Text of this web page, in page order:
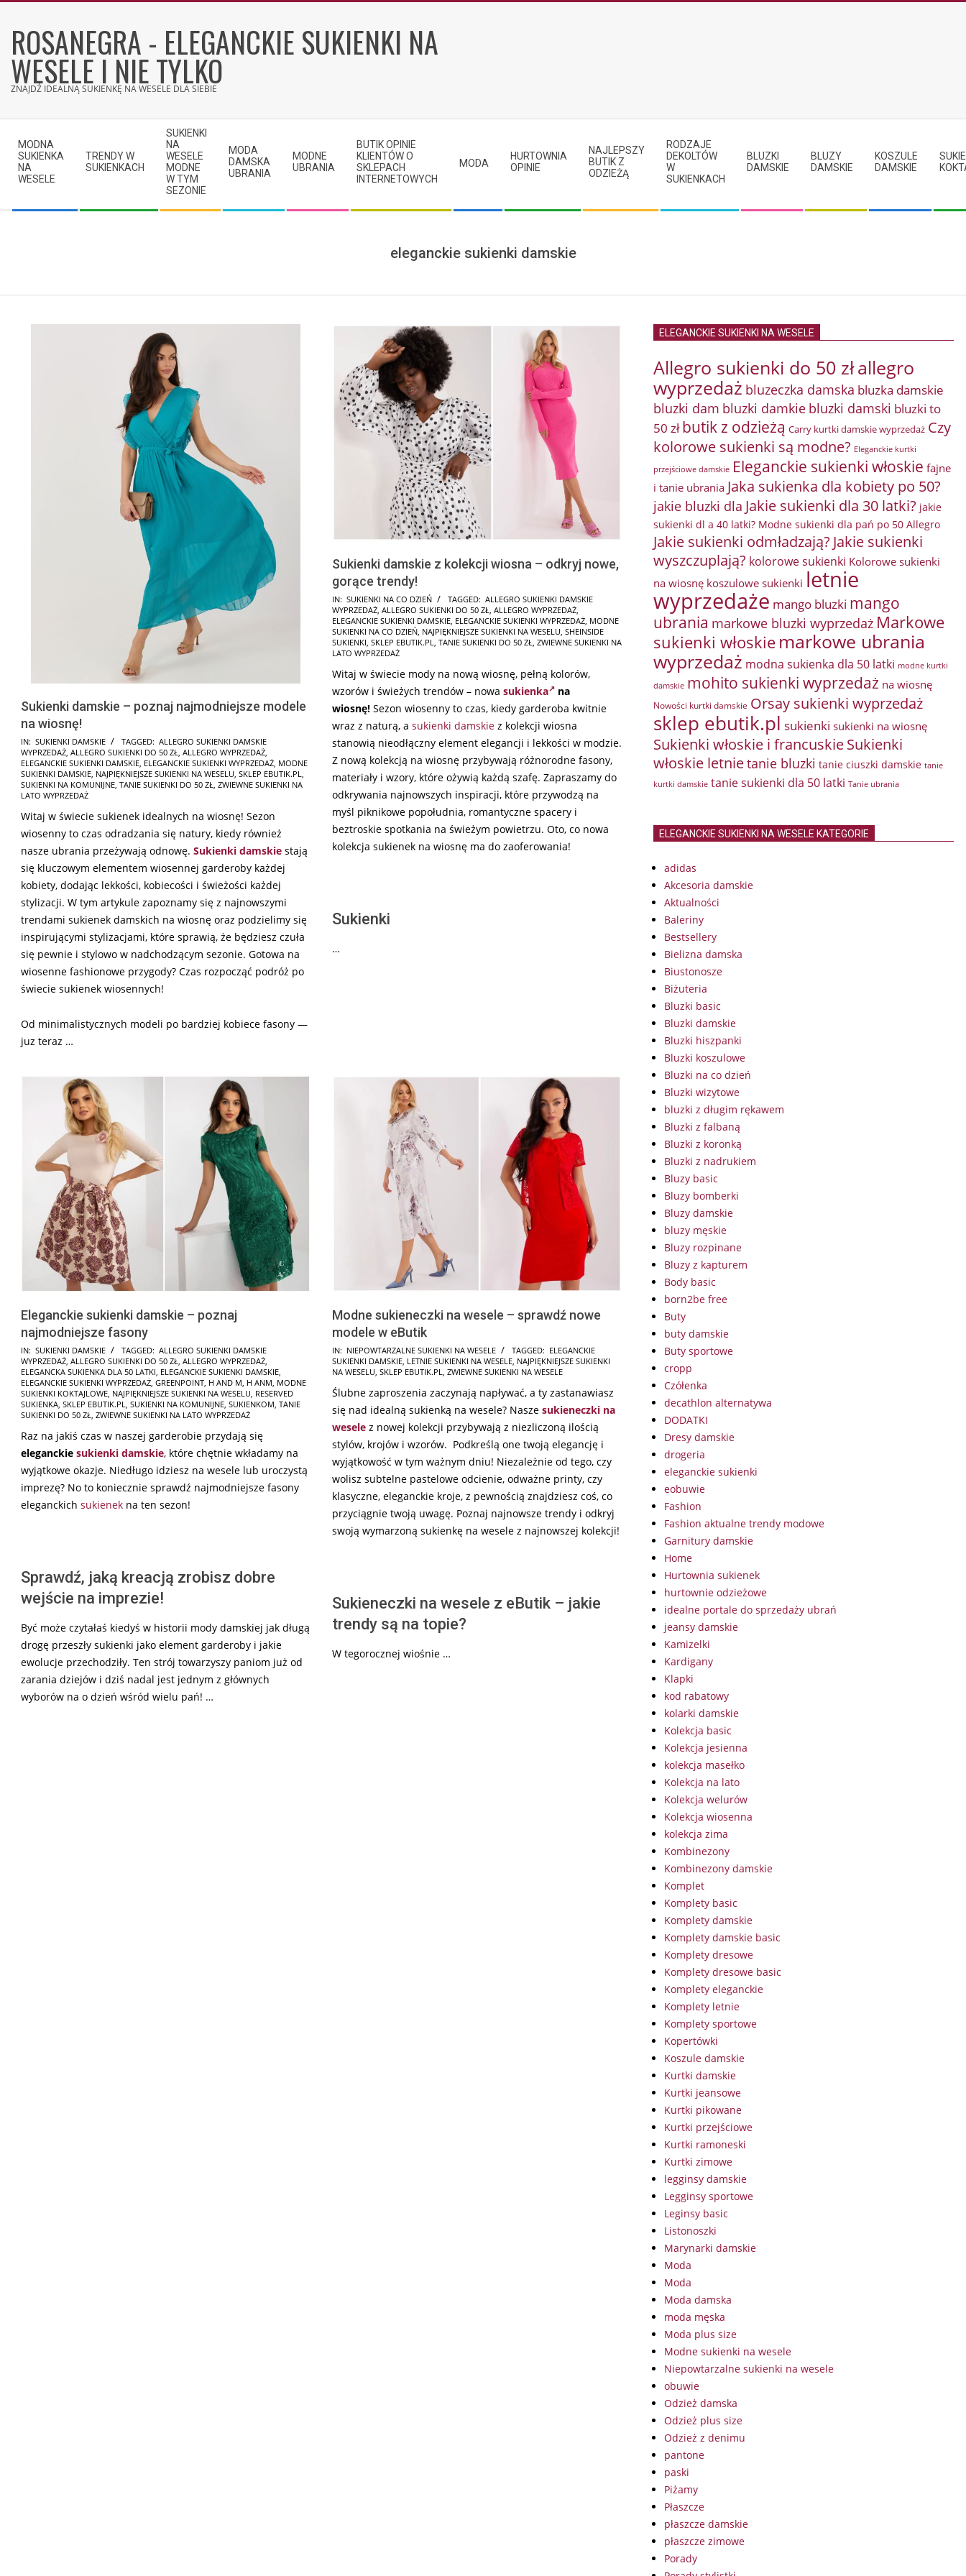
contentROSANEGRA - ELEGANCKIE SUKIENKI NA
WESELE I NIE TYLKO
ZNAJDŹ IDEALNĄ SUKIENKĘ NA WESELE DLA SIEBIE
Navigation
Menu
MODNA
SUKIENKA
NA
WESELE
TRENDY W
SUKIENKACH
SUKIENKI
NA
WESELE
MODNE
W TYM
SEZONIE
MODA
DAMSKA
UBRANIA
MODNE
UBRANIA
BUTIK OPINIE
KLIENTÓW O
SKLEPACH
INTERNETOWYCH
MODA
HURTOWNIA
OPINIE
NAJLEPSZY
BUTIK Z
ODZIEŻĄ
RODZAJE
DEKOLTÓW
W
SUKIENKACH
BLUZKI
DAMSKIE
BLUZY
DAMSKIE
KOSZULE
DAMSKIE
eleganckie sukienki damskie
Sukienki damskie – poznaj najmodniejsze modele
na wiosnę!
2026-
03-
27
IN: SUKIENKI DAMSKIE TAGGED: ALLEGRO SUKIENKI DAMSKIE
WYPRZEDAŻ, ALLEGRO SUKIENKI DO 50 ZŁ, ALLEGRO WYPRZEDAŻ,
ELEGANCKIE SUKIENKI DAMSKIE, ELEGANCKIE SUKIENKI WYPRZEDAŻ, MODNE
SUKIENKI DAMSKIE, NAJPIĘKNIEJSZE SUKIENKI NA WESELU, SKLEP EBUTIK.PL,
SUKIENKI NA KOMUNIJNE, TANIE SUKIENKI DO 50 ZŁ, ZWIEWNE SUKIENKI NA
LATO WYPRZEDAŻ
Witaj w świecie sukienek idealnych na wiosnę! Sezon
wiosenny to czas odradzania się natury, kiedy również
nasze ubrania przeżywają odnowę. Sukienki damskie stają
się kluczowym elementem wiosennej garderoby każdej
kobiety, dodając lekkości, kobiecości i świeżości każdej
stylizacji. W tym artykule zapoznamy się z najnowszymi
trendami sukienek damskich na wiosnę oraz podzielimy się
inspirującymi stylizacjami, które sprawią, że będziesz czuła
się pewnie i stylowo w nadchodzącym sezonie. Gotowa na
wiosenne fashionowe przygody? Czas rozpocząć podróż po
świecie sukienek wiosennych!
Od minimalistycznych modeli po bardziej kobiece fasony —
juz teraz …
Sukienki damskie z kolekcji wiosna – odkryj nowe,
gorące trendy!
2025-
09-
28
IN: SUKIENKI NA CO DZIEŃ TAGGED: ALLEGRO SUKIENKI DAMSKIE
WYPRZEDAŻ, ALLEGRO SUKIENKI DO 50 ZŁ, ALLEGRO WYPRZEDAŻ,
ELEGANCKIE SUKIENKI DAMSKIE, ELEGANCKIE SUKIENKI WYPRZEDAŻ, MODNE
SUKIENKI NA CO DZIEŃ, NAJPIĘKNIEJSZE SUKIENKI NA WESELU, SHEINSIDE
SUKIENKI, SKLEP EBUTIK.PL, TANIE SUKIENKI DO 50 ZŁ, ZWIEWNE SUKIENKI NA
LATO WYPRZEDAŻ
Witaj w świecie mody na nową wiosnę, pełną kolorów,
wzorów i świeżych trendów – nowa sukienka
na
wiosnę! Sezon wiosenny to czas, kiedy garderoba kwitnie
wraz z naturą, a sukienki damskie z kolekcji wiosna
stanowią nieodłączny element elegancji i lekkości w modzie.
Z nową kolekcją na wiosnę przybywają różnorodne fasony,
materiały i wzory, które ożywią każdą szafę. Zapraszamy do
odkrywania najnowszych inspiracji, które przywodzą na
myśl piknikowe popołudnia, romantyczne spacery i
beztroskie spotkania na świeżym powietrzu. Oto, co nowa
kolekcja sukienek na wiosnę ma do zaoferowania!
Sukienki
…
Eleganckie sukienki damskie – poznaj
najmodniejsze fasony
2025-
01-
16
IN: SUKIENKI DAMSKIE TAGGED: ALLEGRO SUKIENKI DAMSKIE
WYPRZEDAŻ, ALLEGRO SUKIENKI DO 50 ZŁ, ALLEGRO WYPRZEDAŻ,
ELEGANCKA SUKIENKA DLA 50 LATKI, ELEGANCKIE SUKIENKI DAMSKIE,
ELEGANCKIE SUKIENKI WYPRZEDAŻ, GREENPOINT, H AND M, H ANM, MODNE
SUKIENKI KOKTAJLOWE, NAJPIĘKNIEJSZE SUKIENKI NA WESELU, RESERVED
SUKIENKA, SKLEP EBUTIK.PL, SUKIENKI NA KOMUNIJNE, SUKIENKOM, TANIE
SUKIENKI DO 50 ZŁ, ZWIEWNE SUKIENKI NA LATO WYPRZEDAŻ
Raz na jakiś czas w naszej garderobie przydają się
eleganckie sukienki damskie, które chętnie wkładamy na
wyjątkowe okazje. Niedługo idziesz na wesele lub uroczystą
imprezę? No to koniecznie sprawdź najmodniejsze fasony
eleganckich sukienek na ten sezon!
Sprawdź, jaką kreacją zrobisz dobre
wejście na imprezie!
Być może czytałaś kiedyś w historii mody damskiej jak długą
drogę przeszły sukienki jako element garderoby i jakie
ewolucje przechodziły. Ten strój towarzyszy paniom już od
zarania dziejów i dziś nadal jest jednym z głównych
wyborów na o dzień wśród wielu pań! …
Modne sukieneczki na wesele – sprawdź nowe
modele w eButik
2024-
11-
IN: NIEPOWTARZALNE SUKIENKI NA WESELE TAGGED: ELEGANCKIE
SUKIENKI DAMSKIE, LETNIE SUKIENKI NA WESELE, NAJPIĘKNIEJSZE SUKIENKI
NA WESELU, SKLEP EBUTIK.PL, ZWIEWNE SUKIENKI NA WESELE
Ślubne zaproszenia zaczynają napływać, a ty zastanawiasz
się nad idealną sukienką na wesele? Nasze sukieneczki na
wesele z nowej kolekcji przybywają z niezliczoną ilością
stylów, krojów i wzorów. Podkreślą one twoją elegancję i
wyjątkowość w tym ważnym dniu! Niezależnie od tego, czy
wolisz subtelne pastelowe odcienie, odważne printy, czy
klasyczne, eleganckie kroje, z pewnością znajdziesz coś, co
przyciągnie twoją uwagę. Poznaj najnowsze trendy i odkryj
swoją wymarzoną sukienkę na wesele z najnowszej kolekcji!
Sukieneczki na wesele z eButik – jakie
trendy są na topie?
W tegorocznej wiośnie …
ELEGANCKIE SUKIENKI NA WESELE
Allegro sukienki do 50 złallegro
wyprzedaż bluzeczka damska bluzka damskie
bluzki dam bluzki damkie bluzki damski bluzki to
50 zł butik z odzieżą Carry kurtki damskie wyprzedaż Czy
kolorowe sukienki są modne? Eleganckie kurtki
przejściowe damskie Eleganckie sukienki włoskie fajne
i tanie ubrania Jaka sukienka dla kobiety po 50?
jakie bluzki dla Jakie sukienki dla 30 latki? jakie
sukienki dl a 40 latki? Modne sukienki dla pań po 50 Allegro
Jakie sukienki odmładzają? Jakie sukienki
wyszczuplają? kolorowe sukienki Kolorowe sukienki
na wiosnę koszulowe sukienki letnie
wyprzedaże mango bluzki mango
ubrania markowe bluzki wyprzedaż Markowe
sukienki włoskie markowe ubrania
wyprzedaż modna sukienka dla 50 latki modne kurtki
damskie mohito sukienki wyprzedaż na wiosnę
Nowości kurtki damskie Orsay sukienki wyprzedaż
sklep ebutik.pl sukienki sukienki na wiosnę
Sukienki włoskie i francuskieSukienki
włoskie letnietanie bluzki tanie ciuszki damskie tanie
kurtki damskie tanie sukienki dla 50 latki Tanie ubrania
ELEGANCKIE SUKIENKI NA WESELE KATEGORIE
adidas
Akcesoria damskie
Aktualności
Baleriny
Bestsellery
Bielizna damska
Biustonosze
Biżuteria
Bluzki basic
Bluzki damskie
Bluzki hiszpanki
Bluzki koszulowe
Bluzki na co dzień
Bluzki wizytowe
bluzki z długim rękawem
Bluzki z falbaną
Bluzki z koronką
Bluzki z nadrukiem
Bluzy basic
Bluzy bomberki
Bluzy damskie
bluzy męskie
Bluzy rozpinane
Bluzy z kapturem
Body basic
born2be free
Buty
buty damskie
Buty sportowe
cropp
Czółenka
decathlon alternatywa
DODATKI
Dresy damskie
drogeria
eleganckie sukienki
eobuwie
Fashion
Fashion aktualne trendy modowe
Garnitury damskie
Home
Hurtownia sukienek
hurtownie odzieżowe
idealne portale do sprzedaży ubrań
jeansy damskie
Kamizelki
Kardigany
Klapki
kod rabatowy
kolarki damskie
Kolekcja basic
Kolekcja jesienna
kolekcja masełko
Kolekcja na lato
Kolekcja welurów
Kolekcja wiosenna
kolekcja zima
Kombinezony
Kombinezony damskie
Komplet
Komplety basic
Komplety damskie
Komplety damskie basic
Komplety dresowe
Komplety dresowe basic
Komplety eleganckie
Komplety letnie
Komplety sportowe
Kopertówki
Koszule damskie
Kurtki damskie
Kurtki jeansowe
Kurtki pikowane
Kurtki przejściowe
Kurtki ramoneski
Kurtki zimowe
legginsy damskie
Legginsy sportowe
Leginsy basic
Listonoszki
Marynarki damskie
Moda
Moda
Moda damska
moda męska
Moda plus size
Modne sukienki na wesele
Niepowtarzalne sukienki na wesele
obuwie
Odzież damska
Odzież plus size
Odzież z denimu
pantone
paski
Piżamy
Płaszcze
płaszcze damskie
płaszcze zimowe
Porady